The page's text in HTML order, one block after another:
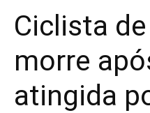
Ciclista
morre
atingida